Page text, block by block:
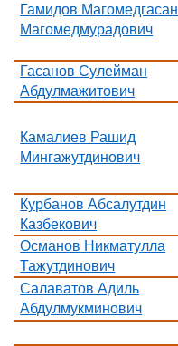
Гамидов Магомедгасан
Магомедмурадович
Гасанов Сулейман
Абдулмажитович
Камалиев Рашид
Мингажутдинович
Курбанов Абсалутдин
Казбекович
Османов Никматулла
Тажутдинович
Салаватов Адиль
Абдулмукминович